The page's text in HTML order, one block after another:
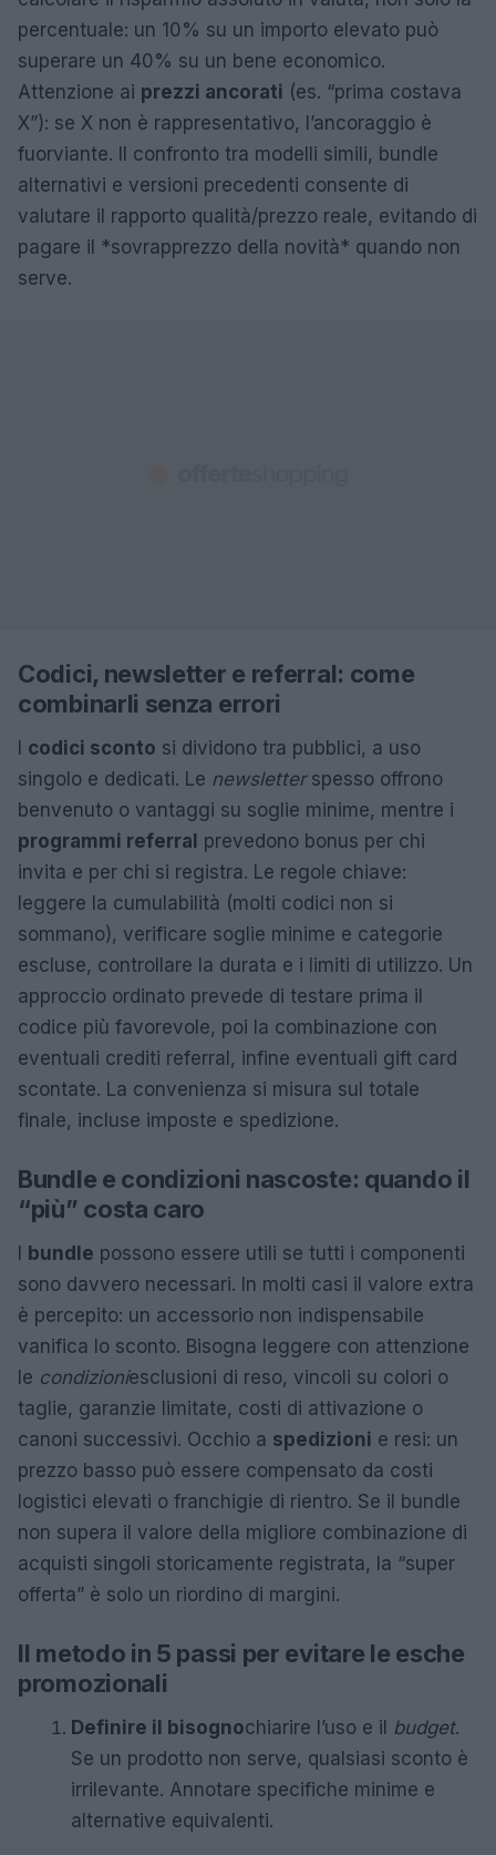
percentuale: un 10% su un importo elevato può
superare un 40% su un bene economico.
Attenzione ai prezzi ancorati (es. “prima costava
X”): se X non è rappresentativo, l’ancoraggio è
fuorviante. Il confronto tra modelli simili, bundle
alternativi e versioni precedenti consente di
valutare il rapporto qualità/prezzo reale, evitando di
pagare il *sovrapprezzo della novità* quando non
serve.
Codici, newsletter e referral: come
combinarli senza errori
codici sconto si dividono tra pubblici, a uso
singolo e dedicati. Le newsletterspesso offrono
benvenuto o vantaggi su soglie minime, mentre i
programmi referral prevedono bonus per chi
invita e per chi si registra. Le regole chiave:
leggere la cumulabilità (molti codici non si
sommano), verificare soglie minime e categorie
escluse, controllare la durata e i limiti di utilizzo. Un
approccio ordinato prevede di testare prima il
codice più favorevole, poi la combinazione con
eventuali crediti referral, infine eventuali gift card
scontate. La convenienza si misura sul totale
finale, incluse imposte e spedizione.
Bundle e condizioni nascoste: quando il
“più” costa caro
bundle possono essere utili se tutti i componenti
sono davvero necessari. In molti casi il valore extra
è percepito: un accessorio non indispensabile
vanifica lo sconto. Bisogna leggere con attenzione
le condizioniesclusioni di reso, vincoli su colori o
taglie, garanzie limitate, costi di attivazione o
canoni successivi. Occhio a spedizioni e resi: un
prezzo basso può essere compensato da costi
logistici elevati o franchigie di rientro. Se il bundle
non supera il valore della migliore combinazione di
acquisti singoli storicamente registrata, la “super
offerta” è solo un riordino di margini.
Il metodo in 5 passi per evitare le esche
promozionali
Definire il bisognochiarire l’uso e il budget.
Se un prodotto non serve, qualsiasi sconto è
irrilevante. Annotare specifiche minime e
alternative equivalenti.